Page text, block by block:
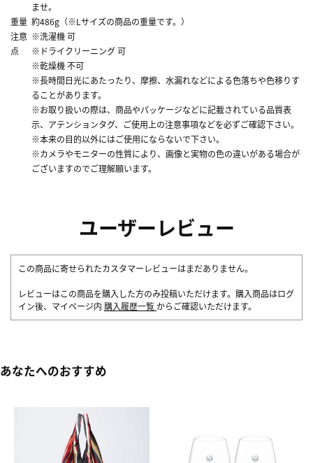
ませ。
重量 約486g（※Lサイズの商品の重量です。）
注意
点
※洗濯機 可
※ドライクリーニング 可
※乾燥機 不可
※長時間日光にあたったり、摩擦、水漏れなどによる色落ちや色移りす
ることがあります。
※お取り扱いの際は、商品やパッケージなどに記載されている品質表
示、アテンションタグ、ご使用上の注意事項などを必ずご確認下さい。
※本来の目的以外にはご使用にならないで下さい。
※カメラやモニターの性質により、画像と実物の色の違いがある場合が
ございますのでご理解願います。
ユーザーレビュー
この商品に寄せられたカスタマーレビューはまだありません。
レビューはこの商品を購入した方のみ投稿いただけます。購入商品はログ
イン後、マイページ内 購入履歴一覧 からご確認いただけます。
あなたへのおすすめ